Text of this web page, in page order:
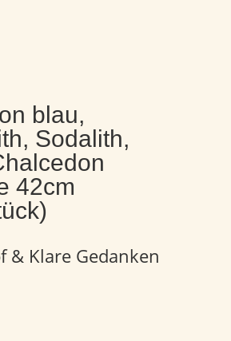
blau,
Sodalith,
42cm
& Klare Gedanken